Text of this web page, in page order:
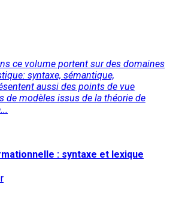
ce volume portent sur des domaines
syntaxe, sémantique,
aussi des points de vue
de modèles issus de la théorie de
: syntaxe et lexique